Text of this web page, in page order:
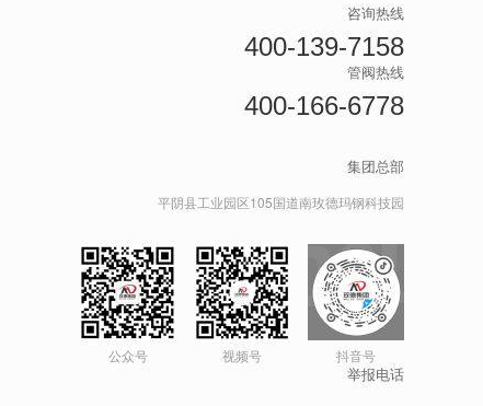
咨询热线
400-139-7158
管阀热线
400-166-6778
集团总部
平阴县工业园区105国道南玫德玛钢科技园
公众号 视频号 抖音号
举报电话